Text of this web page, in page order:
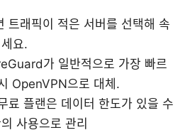
트래픽이 적은 서버를 선택해 속
요.
가 일반적으로 가장 빠르
OpenVPN으로 대체.
료 플랜은 데이터 한도가 있을 수
사용으로 관리